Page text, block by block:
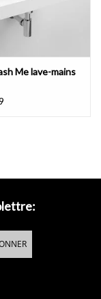
Me lave-mains